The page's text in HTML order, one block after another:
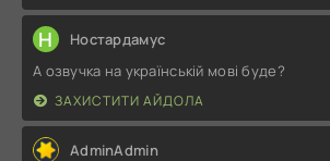
Н Ностардамус
А озвучка на українській мові буде?
ЗАХИСТИТИ АЙДОЛА
AdminAdmin